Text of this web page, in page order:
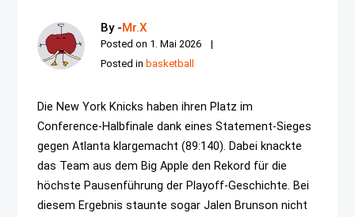
By -Mr.X
Posted on 1. Mai 2026
Posted in basketball
Die New York Knicks haben ihren Platz im
Conference-Halbfinale dank eines Statement-Sieges
gegen Atlanta klargemacht (89:140). Dabei knackte
das Team aus dem Big Apple den Rekord für die
höchste Pausenführung der Playoff-Geschichte. Bei
diesem Ergebnis staunte sogar Jalen Brunson nicht